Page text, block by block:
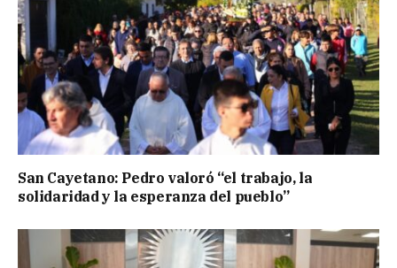
San Cayetano: Pedro valoró “el trabajo, la
solidaridad y la esperanza del pueblo”